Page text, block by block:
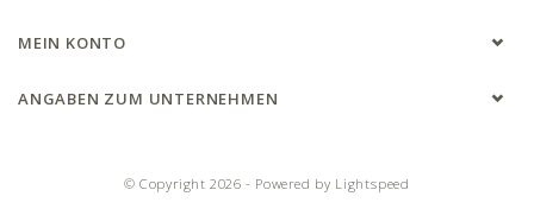
MEIN KONTO
ANGABEN ZUM UNTERNEHMEN
© Copyright 2026 - Powered by Lightspeed